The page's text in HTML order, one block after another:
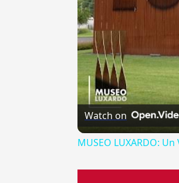
Watch on
MUSEO LUXARDO: